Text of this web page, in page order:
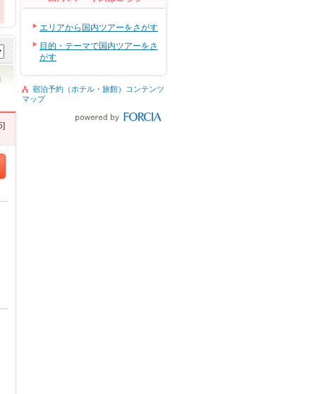
エリアから国内ツアーをさがす
目的・テーマで国内ツアーをさ
がす
宿泊予約（ホテル・旅館）コンテンツ
マップ